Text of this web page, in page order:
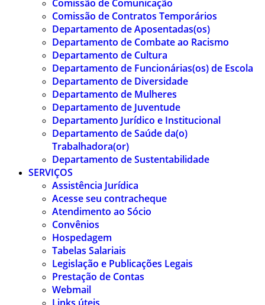
Comissão de Comunicação
Comissão de Contratos Temporários
Departamento de Aposentadas(os)
Departamento de Combate ao Racismo
Departamento de Cultura
Departamento de Funcionárias(os) de Escola
Departamento de Diversidade
Departamento de Mulheres
Departamento de Juventude
Departamento Jurídico e Institucional
Departamento de Saúde da(o)
Trabalhadora(or)
Departamento de Sustentabilidade
SERVIÇOS
Assistência Jurídica
Acesse seu contracheque
Atendimento ao Sócio
Convênios
Hospedagem
Tabelas Salariais
Legislação e Publicações Legais
Prestação de Contas
Webmail